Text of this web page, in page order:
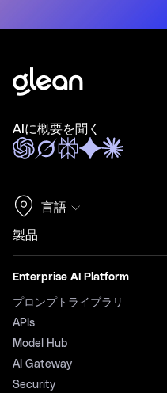
AIに概要を聞く
言語
製品
Enterprise AI Platform
プロンプトライブラリ
APIs
Model Hub
AI Gateway
Security